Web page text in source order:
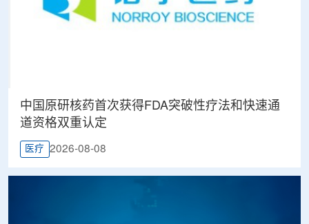
中国原研核药首次获得FDA突破性疗法和快速通
道资格双重认定
医疗 2026-08-08